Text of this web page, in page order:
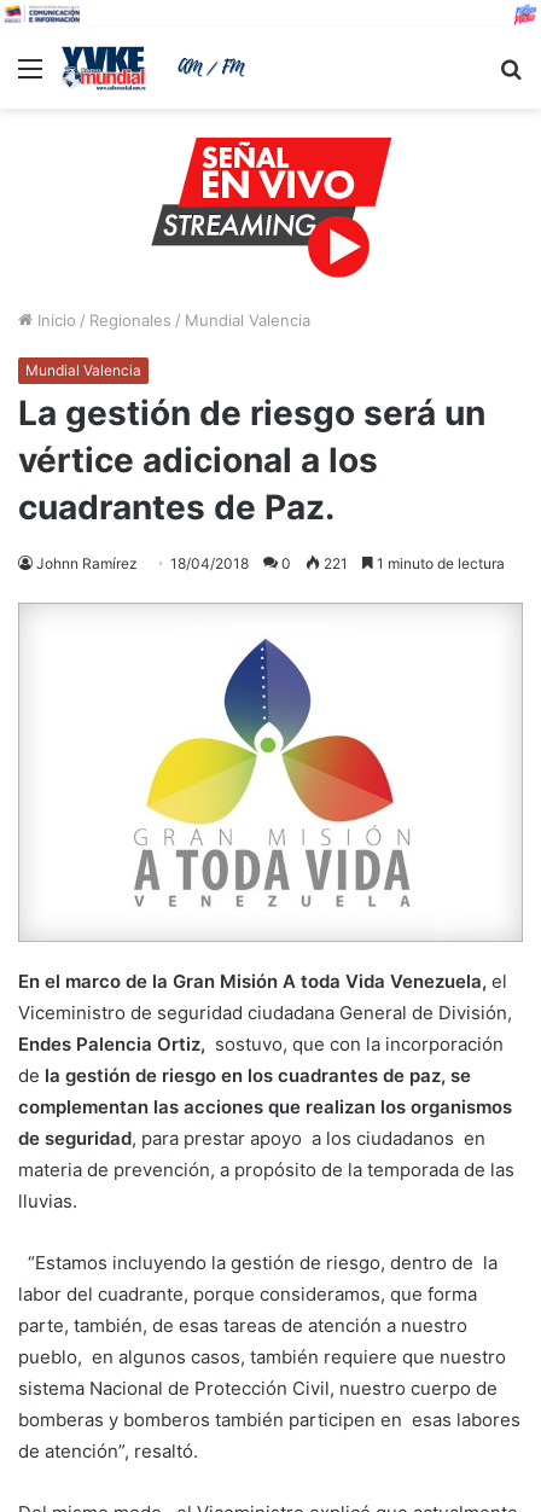
Menu
Inicio / Regionales / Mundial Valencia
Mundial Valencia
La gestión de riesgo será un
vértice adicional a los
cuadrantes de Paz.
Johnn Ramírez 18/04/2018 0 221 1 minuto de lectura
En el marco de la Gran Misión A toda Vida Venezuela, el
Viceministro de seguridad ciudadana General de División,
Endes Palencia Ortiz, sostuvo, que con la incorporación
de la gestión de riesgo en los cuadrantes de paz, se
complementan las acciones que realizan los organismos
de seguridad, para prestar apoyo a los ciudadanos en
materia de prevención, a propósito de la temporada de las
lluvias.
“Estamos incluyendo la gestión de riesgo, dentro de la
labor del cuadrante, porque consideramos, que forma
parte, también, de esas tareas de atención a nuestro
pueblo, en algunos casos, también requiere que nuestro
sistema Nacional de Protección Civil, nuestro cuerpo de
bomberas y bomberos también participen en esas labores
de atención”, resaltó.